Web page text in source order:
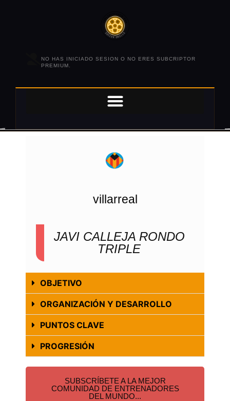
NO HAS INICIADO SESION O NO ERES SUBCRIPTOR
PREMIUM.
villarreal
JAVI CALLEJA RONDO
TRIPLE
OBJETIVO
ORGANIZACIÓN Y DESARROLLO
PUNTOS CLAVE
PROGRESIÓN
SUBSCRÍBETE A LA MEJOR
COMUNIDAD DE ENTRENADORES
DEL MUNDO...